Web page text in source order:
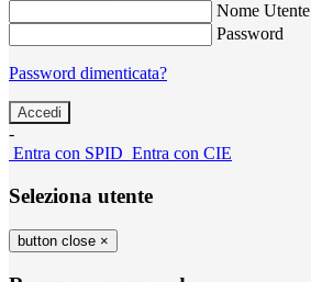
Nome Utente
Password
Password dimenticata?
-
Entra con SPID Entra con CIE
Seleziona utente
button close ×